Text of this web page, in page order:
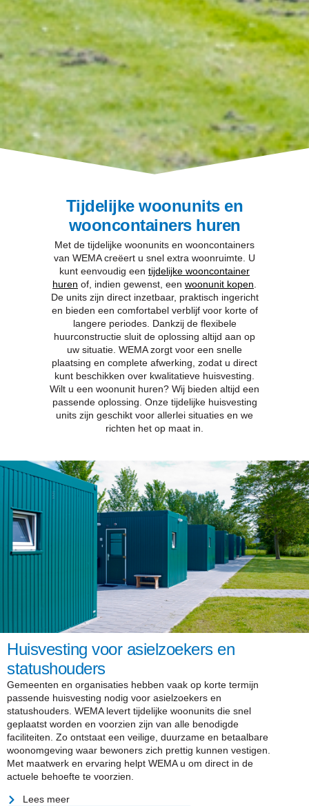
Tijdelijke woonunits en
wooncontainers huren
Met de tijdelijke woonunits en wooncontainers
van WEMA creëert u snel extra woonruimte. U
kunt eenvoudig een tijdelijke wooncontainer
huren of, indien gewenst, een woonunit kopen.
De units zijn direct inzetbaar, praktisch ingericht
en bieden een comfortabel verblijf voor korte of
langere periodes. Dankzij de flexibele
huurconstructie sluit de oplossing altijd aan op
uw situatie. WEMA zorgt voor een snelle
plaatsing en complete afwerking, zodat u direct
kunt beschikken over kwalitatieve huisvesting.
Wilt u een woonunit huren? Wij bieden altijd een
passende oplossing. Onze tijdelijke huisvesting
units zijn geschikt voor allerlei situaties en we
richten het op maat in.
Huisvesting voor asielzoekers en
statushouders
Gemeenten en organisaties hebben vaak op korte termijn
passende huisvesting nodig voor asielzoekers en
statushouders. WEMA levert tijdelijke woonunits die snel
geplaatst worden en voorzien zijn van alle benodigde
faciliteiten. Zo ontstaat een veilige, duurzame en betaalbare
woonomgeving waar bewoners zich prettig kunnen vestigen.
Met maatwerk en ervaring helpt WEMA u om direct in de
actuele behoefte te voorzien.
Lees meer